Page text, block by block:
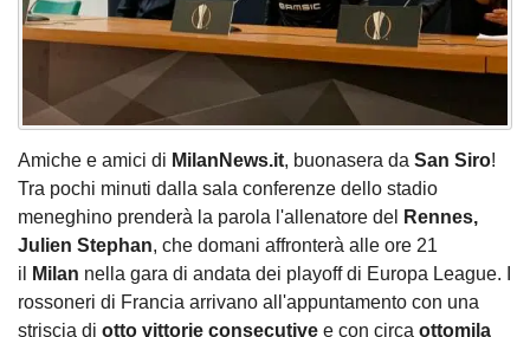
Amiche e amici di MilanNews.it, buonasera da San Siro!
Tra pochi minuti dalla sala conferenze dello stadio
meneghino prenderà la parola l'allenatore del
Rennes,
Julien Stephan, che domani affronterà alle ore 21
il
Milan nella gara di andata dei playoff di Europa League. I
rossoneri di Francia arrivano all'appuntamento con una
striscia di otto vittorie consecutive e con circa ottomila